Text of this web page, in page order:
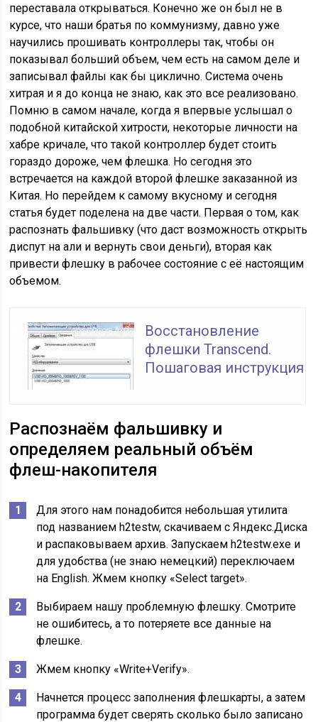
переставала открываться. Конечно же он был не в
курсе, что наши братья по коммунизму, давно уже
научились прошивать контроллеры так, чтобы он
показывал больший объем, чем есть на самом деле и
записывал файлы как бы циклично. Система очень
хитрая и я до конца не знаю, как это все реализовано.
Помню в самом начале, когда я впервые услышал о
подобной китайской хитрости, некоторые личности на
хабре кричале, что такой контроллер будет стоить
гораздо дороже, чем флешка. Но сегодня это
встречается на каждой второй флешке заказанной из
Китая. Но перейдем к самому вкусному и сегодня
статья будет поделена на две части. Первая о том, как
распознать фальшивку (что даст возможность открыть
диспут на али и вернуть свои деньги), вторая как
привести флешку в рабочее состояние с её настоящим
объемом.
Восстановление
флешки Transcend.
Пошаговая инструкция
Распознаём фальшивку и
определяем реальный объём
флеш-накопителя
Для этого нам понадобится небольшая утилита
под названием h2testw, скачиваем с Яндекс.Диска
и распаковываем архив. Запускаем h2testw.exe и
для удобства (не знаю немецкий) переключаем
на English. Жмем кнопку «Select target».
Выбираем нашу проблемную флешку. Смотрите
не ошибитесь, а то потеряете все данные на
флешке.
Жмем кнопку «Write+Verify».
Начнется процесс заполнения флешкарты, а затем
программа будет сверять сколько было записано